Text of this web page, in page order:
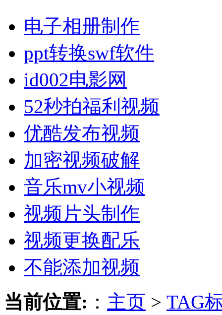
电子相册制作
ppt转换swf软件
id002电影网
52秒拍福利视频
优酷发布视频
加密视频破解
音乐mv小视频
视频片头制作
视频更换配乐
不能添加视频
当前位置: ： 主页 > TAG